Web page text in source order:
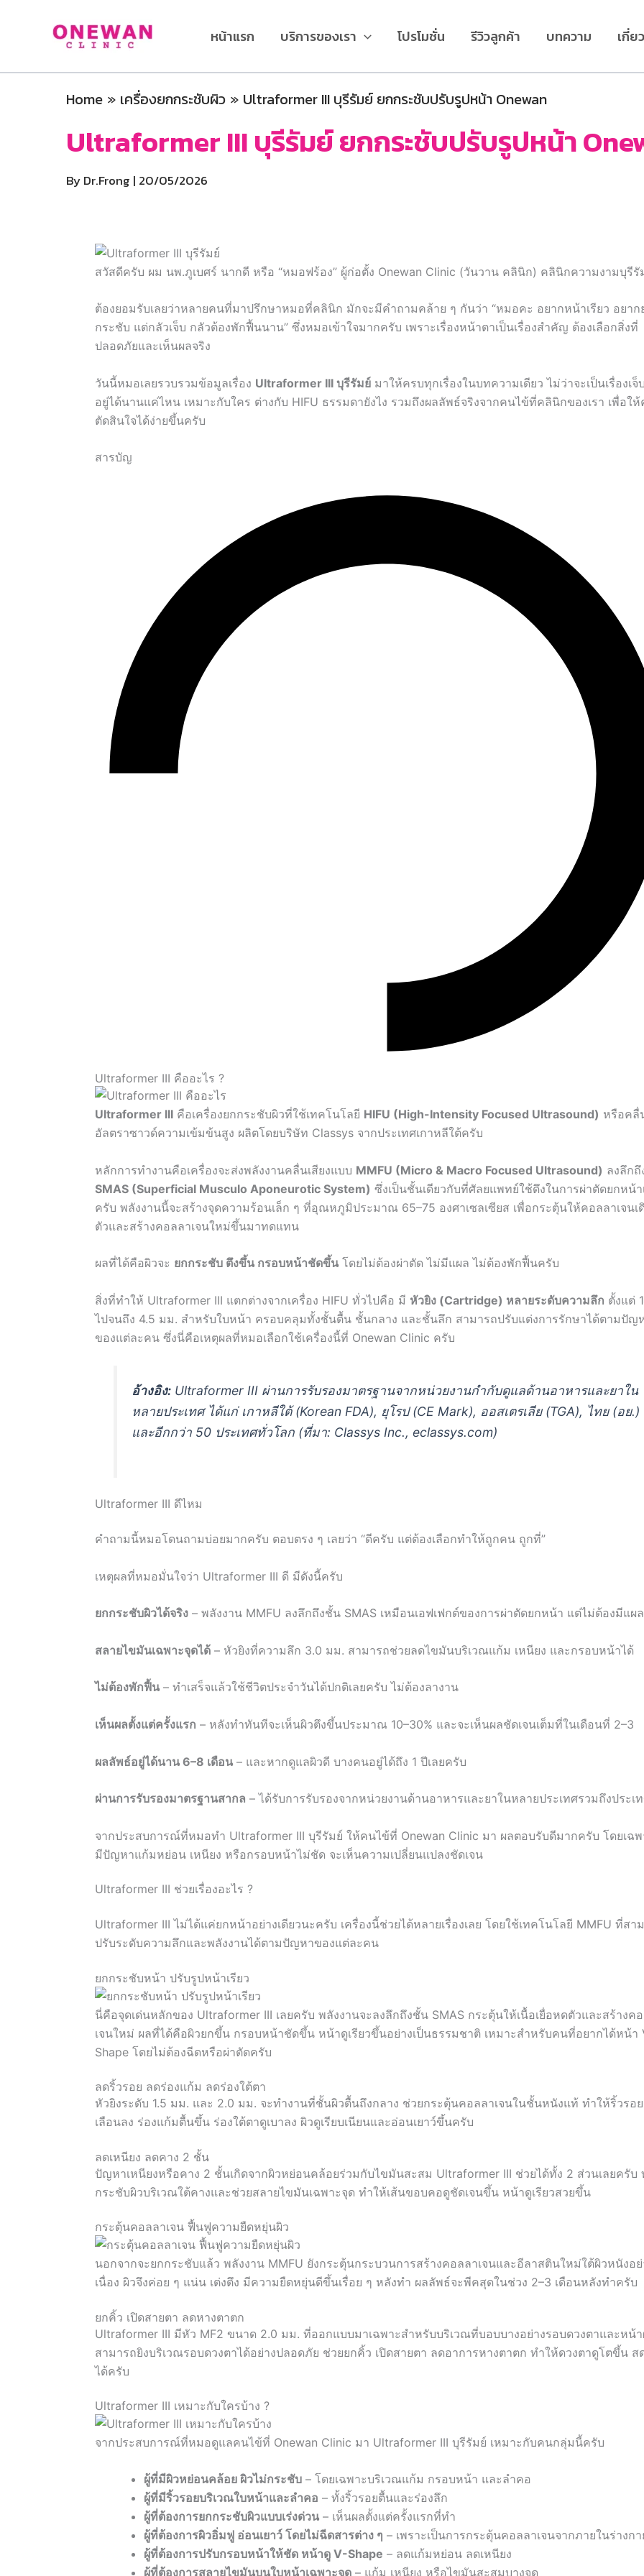
หน้าแรก บริการของเรา โปรโมชั่น รีวิวลูกค้า บทความ เกี่ย
Home เครื่องยกกระชับผิว Ultraformer III บุรีรัมย์ ยกกระชับปรับรูปหน้า Onewan
Ultraformer III บุรีรัมย์ ยกกระชับปรับรูปหน้า
ByDr.Frong | 20/05/2026
สวัสดีครับ ผม นพ.ภูเบศร์ นากดี หรือ “หมอฟร้อง” ผู้ก่อตั้ง Onewan Clinic (วันวาน คลินิก) คลินิกความงามบุรีรั
ต้องยอมรับเลยว่าหลายคนที่มาปรึกษาหมอที่คลินิก มักจะมีคำถามคล้าย ๆ กันว่า “หมอคะ อยากหน้าเรียว อยาก
กระชับ แต่กลัวเจ็บ กลัวต้องพักฟื้นนาน” ซึ่งหมอเข้าใจมากครับ เพราะเรื่องหน้าตาเป็นเรื่องสำคัญ ต้องเลือกสิ่งที่
ปลอดภัยและเห็นผลจริง
วันนี้หมอเลยรวบรวมข้อมูลเรื่อง Ultraformer III บุรีรัมย์ มาให้ครบทุกเรื่องในบทความเดียว ไม่ว่าจะเป็นเรื่องเจ็
อยู่ได้นานแค่ไหน เหมาะกับใคร ต่างกับ HIFU ธรรมดายังไง รวมถึงผลลัพธ์จริงจากคนไข้ที่คลินิกของเรา เพื่อใ
ตัดสินใจได้ง่ายขึ้นครับ
สารบัญ
Ultraformer III คืออะไร ?
Ultraformer III คือเครื่องยกกระชับผิวที่ใช้เทคโนโลยี HIFU (High-Intensity Focused Ultrasound) หรือคลื่
อัลตราซาวด์ความเข้มข้นสูง ผลิตโดยบริษัท Classys จากประเทศเกาหลีใต้ครับ
หลักการทำงานคือเครื่องจะส่งพลังงานคลื่นเสียงแบบ MMFU (Micro & Macro Focused Ultrasound) ลงลึก
SMAS (Superficial Musculo Aponeurotic System) ซึ่งเป็นชั้นเดียวกับที่ศัลยแพทย์ใช้ดึงในการผ่าตัดยกหน้า
ครับ พลังงานนี้จะสร้างจุดความร้อนเล็ก ๆ ที่อุณหภูมิประมาณ 65–75 องศาเซลเซียส เพื่อกระตุ้นให้คอลลาเจนเ
ตัวและสร้างคอลลาเจนใหม่ขึ้นมาทดแทน
ผลที่ได้คือผิวจะ ยกกระชับ ตึงขึ้น กรอบหน้าชัดขึ้น โดยไม่ต้องผ่าตัด ไม่มีแผล ไม่ต้องพักฟื้นครับ
สิ่งที่ทำให้ Ultraformer III แตกต่างจากเครื่อง HIFU ทั่วไปคือ มี หัวยิง (Cartridge) หลายระดับความลึก ตั้งแต่
ไปจนถึง 4.5 มม. สำหรับใบหน้า ครอบคลุมทั้งชั้นตื้น ชั้นกลาง และชั้นลึก สามารถปรับแต่งการรักษาได้ตามปัญ
ของแต่ละคน ซึ่งนี่คือเหตุผลที่หมอเลือกใช้เครื่องนี้ที่ Onewan Clinic ครับ
อ้างอิง: Ultraformer III ผ่านการรับรองมาตรฐานจากหน่วยงานกำกับดูแลด้านอาหารและยาใน
หลายประเทศ ได้แก่ เกาหลีใต้ (Korean FDA), ยุโรป (CE Mark), ออสเตรเลีย (TGA), ไทย (อย.)
และอีกกว่า 50 ประเทศทั่วโลก (ที่มา: Classys Inc., eclassys.com)
Ultraformer III ดีไหม
คำถามนี้หมอโดนถามบ่อยมากครับ ตอบตรง ๆ เลยว่า “ดีครับ แต่ต้องเลือกทำให้ถูกคน ถูกที่”
เหตุผลที่หมอมั่นใจว่า Ultraformer III ดี มีดังนี้ครับ
ยกกระชับผิวได้จริง – พลังงาน MMFU ลงลึกถึงชั้น SMAS เหมือนเอฟเฟกต์ของการผ่าตัดยกหน้า แต่ไม่ต้องมีแผล
สลายไขมันเฉพาะจุดได้ – หัวยิงที่ความลึก 3.0 มม. สามารถช่วยลดไขมันบริเวณแก้ม เหนียง และกรอบหน้าได้
ไม่ต้องพักฟื้น – ทำเสร็จแล้วใช้ชีวิตประจำวันได้ปกติเลยครับ ไม่ต้องลางาน
เห็นผลตั้งแต่ครั้งแรก – หลังทำทันทีจะเห็นผิวตึงขึ้นประมาณ 10–30% และจะเห็นผลชัดเจนเต็มที่ในเดือนที่ 2–3
ผลลัพธ์อยู่ได้นาน 6–8 เดือน – และหากดูแลผิวดี บางคนอยู่ได้ถึง 1 ปีเลยครับ
ผ่านการรับรองมาตรฐานสากล – ได้รับการรับรองจากหน่วยงานด้านอาหารและยาในหลายประเทศรวมถึงประเ
จากประสบการณ์ที่หมอทำ Ultraformer III บุรีรัมย์ ให้คนไข้ที่ Onewan Clinic มา ผลตอบรับดีมากครับ โดยเฉ
มีปัญหาแก้มหย่อน เหนียง หรือกรอบหน้าไม่ชัด จะเห็นความเปลี่ยนแปลงชัดเจน
Ultraformer III ช่วยเรื่องอะไร ?
Ultraformer III ไม่ได้แค่ยกหน้าอย่างเดียวนะครับ เครื่องนี้ช่วยได้หลายเรื่องเลย โดยใช้เทคโนโลยี MMFU ที่สา
ปรับระดับความลึกและพลังงานได้ตามปัญหาของแต่ละคน
ยกกระชับหน้า ปรับรูปหน้าเรียว
นี่คือจุดเด่นหลักของ Ultraformer III เลยครับ พลังงานจะลงลึกถึงชั้น SMAS กระตุ้นให้เนื้อเยื่อหดตัวและสร้างค
เจนใหม่ ผลที่ได้คือผิวยกขึ้น กรอบหน้าชัดขึ้น หน้าดูเรียวขึ้นอย่างเป็นธรรมชาติ เหมาะสำหรับคนที่อยากได้หน้า
Shape โดยไม่ต้องฉีดหรือผ่าตัดครับ
ลดริ้วรอย ลดร่องแก้ม ลดร่องใต้ตา
หัวยิงระดับ 1.5 มม. และ 2.0 มม. จะทำงานที่ชั้นผิวตื้นถึงกลาง ช่วยกระตุ้นคอลลาเจนในชั้นหนังแท้ ทำให้ริ้วรอย
เลือนลง ร่องแก้มตื้นขึ้น ร่องใต้ตาดูเบาลง ผิวดูเรียบเนียนและอ่อนเยาว์ขึ้นครับ
ลดเหนียง ลดคาง 2 ชั้น
ปัญหาเหนียงหรือคาง 2 ชั้นเกิดจากผิวหย่อนคล้อยร่วมกับไขมันสะสม Ultraformer III ช่วยได้ทั้ง 2 ส่วนเลยครับ
กระชับผิวบริเวณใต้คางและช่วยสลายไขมันเฉพาะจุด ทำให้เส้นขอบคอดูชัดเจนขึ้น หน้าดูเรียวสวยขึ้น
กระตุ้นคอลลาเจน ฟื้นฟูความยืดหยุ่นผิว
นอกจากจะยกกระชับแล้ว พลังงาน MMFU ยังกระตุ้นกระบวนการสร้างคอลลาเจนและอีลาสตินใหม่ใต้ผิวหนังอย่
เนื่อง ผิวจึงค่อย ๆ แน่น เต่งตึง มีความยืดหยุ่นดีขึ้นเรื่อย ๆ หลังทำ ผลลัพธ์จะพีคสุดในช่วง 2–3 เดือนหลังทำครับ
ยกคิ้ว เปิดสายตา ลดหางตาตก
Ultraformer III มีหัว MF2 ขนาด 2.0 มม. ที่ออกแบบมาเฉพาะสำหรับบริเวณที่บอบบางอย่างรอบดวงตาและหน้า
สามารถยิงบริเวณรอบดวงตาได้อย่างปลอดภัย ช่วยยกคิ้ว เปิดสายตา ลดอาการหางตาตก ทำให้ดวงตาดูโตขึ้น ส
ได้ครับ
Ultraformer III เหมาะกับใครบ้าง ?
จากประสบการณ์ที่หมอดูแลคนไข้ที่ Onewan Clinic มา Ultraformer III บุรีรัมย์ เหมาะกับคนกลุ่มนี้ครับ
ผู้ที่มีผิวหย่อนคล้อย ผิวไม่กระชับ – โดยเฉพาะบริเวณแก้ม กรอบหน้า และลำคอ
ผู้ที่มีริ้วรอยบริเวณใบหน้าและลำคอ – ทั้งริ้วรอยตื้นและร่องลึก
ผู้ที่ต้องการยกกระชับผิวแบบเร่งด่วน – เห็นผลตั้งแต่ครั้งแรกที่ทำ
ผู้ที่ต้องการผิวอิ่มฟู อ่อนเยาว์ โดยไม่ฉีดสารต่าง ๆ – เพราะเป็นการกระตุ้นคอลลาเจนจากภายในร่างกา
ผู้ที่ต้องการปรับกรอบหน้าให้ชัด หน้าดู V-Shape – ลดแก้มหย่อน ลดเหนียง
ผู้ที่ต้องการสลายไขมันบนใบหน้าเฉพาะจุด – แก้ม เหนียง หรือไขมันสะสมบางจุด